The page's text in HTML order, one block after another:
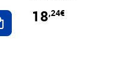
Ajouter au panier
18,24€